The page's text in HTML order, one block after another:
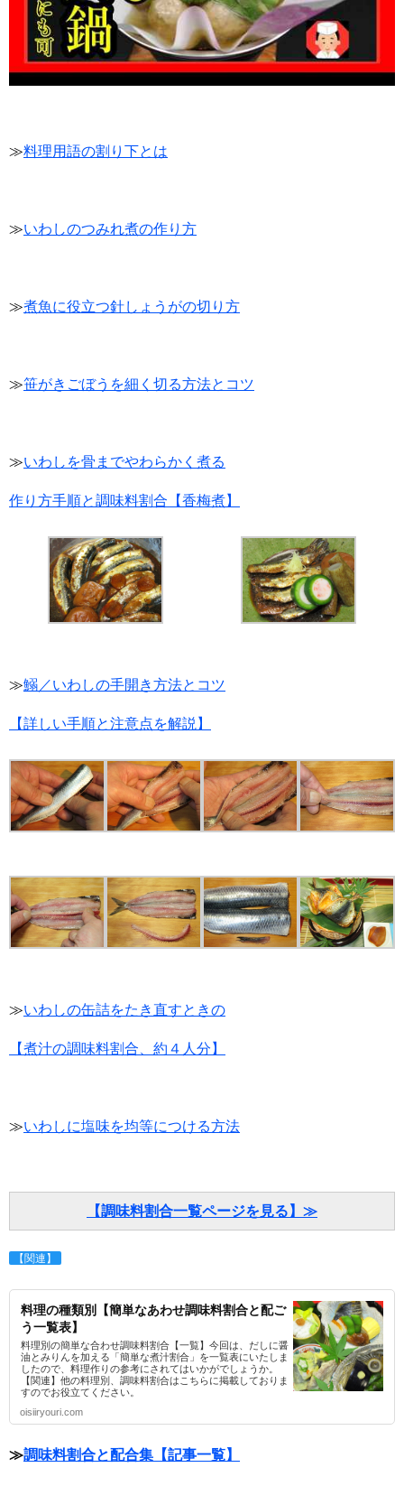
≫料理用語の割り下とは
≫いわしのつみれ煮の作り方
≫煮魚に役立つ針しょうがの切り方
≫笹がきごぼうを細く切る方法とコツ
≫いわしを骨までやわらかく煮る
作り方手順と調味料割合【香梅煮】
≫鰯／いわしの手開き方法とコツ
【詳しい手順と注意点を解説】
≫いわしの缶詰をたき直すときの
【煮汁の調味料割合、約４人分】
≫いわしに塩味を均等につける方法
【調味料割合一覧ページを見る】≫
【関連】
料理の種類別【簡単なあわせ調味料割合と配ご
う一覧表】
料理別の簡単な合わせ調味料割合【一覧】今回は、だしに醤
油とみりんを加える「簡単な煮汁割合」を一覧表にいたしま
したので、料理作りの参考にされてはいかがでしょうか。
【関連】他の料理別、調味料割合はこちらに掲載しておりま
すのでお役立てください。
oisiiryouri.com
≫調味料割合と配合集【記事一覧】